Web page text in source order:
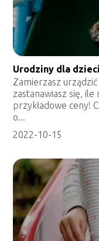
Urodziny dla
Zamierzasz
zastanawiasz się, ile
przykładowe ceny!
o...
2022-10-15